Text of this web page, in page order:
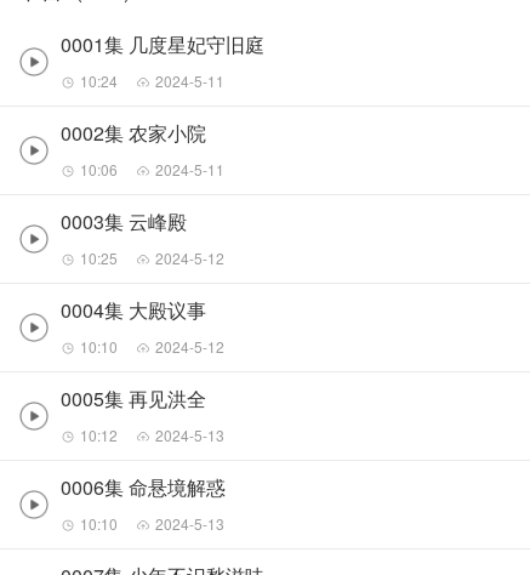
0001集 几度星妃守旧庭
10:24 2024-5-11
0002集 农家小院
10:06 2024-5-11
0003集 云峰殿
10:25 2024-5-12
0004集 大殿议事
10:10 2024-5-12
0005集 再见洪全
10:12 2024-5-13
0006集 命悬境解惑
10:10 2024-5-13